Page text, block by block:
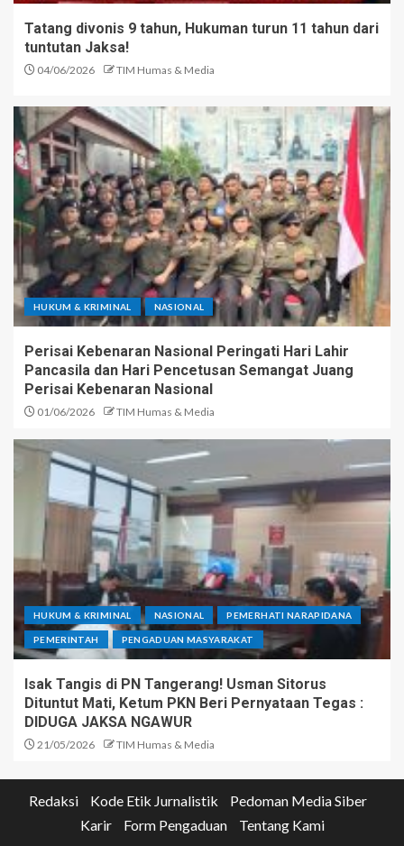
Tatang divonis 9 tahun, Hukuman turun 11 tahun dari
tuntutan Jaksa!
04/06/2026 TIM Humas & Media
HUKUM & KRIMINAL NASIONAL
Perisai Kebenaran Nasional Peringati Hari Lahir
Pancasila dan Hari Pencetusan Semangat Juang
Perisai Kebenaran Nasional
01/06/2026 TIM Humas & Media
HUKUM & KRIMINAL NASIONAL PEMERHATI NARAPIDANA
PEMERINTAH PENGADUAN MASYARAKAT
Isak Tangis di PN Tangerang! Usman Sitorus
Dituntut Mati, Ketum PKN Beri Pernyataan Tegas :
DIDUGA JAKSA NGAWUR
21/05/2026 TIM Humas & Media
Redaksi Kode Etik Jurnalistik
Pedoman Media Siber
Karir
Form Pengaduan Tentang Kami